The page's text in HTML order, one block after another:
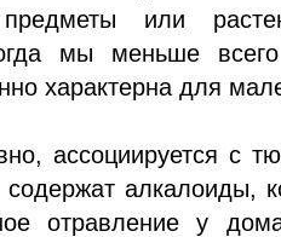
или
мы меньше
характерна для
ассоциируется с
алкалоиды,
отравление у